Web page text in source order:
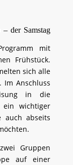
der Samstag
mit
Frühstück.
sich alle
Im Anschluss
in die
ein wichtiger
auch abseits
Gruppen
auf einer